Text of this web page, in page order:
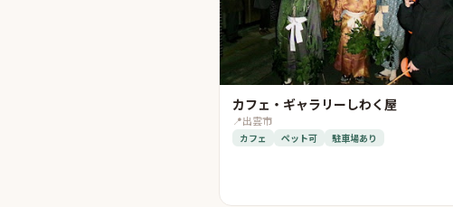
カフェ・ギャラリーしわく屋
📍出雲市
カフェ ペット可 駐車場あり